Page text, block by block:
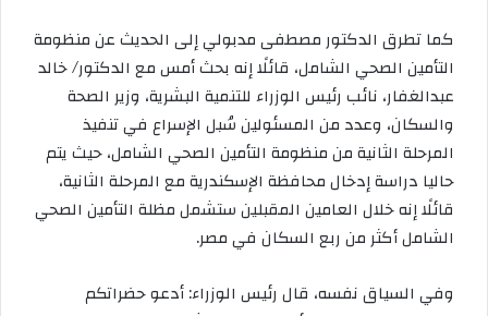
كما تطرق الدكتور مصطفى مدبولي إلى الحديث عن منظومة
التأمين الصحي الشامل، قائلًا إنه بحث أمس مع الدكتور/ خالد
عبدالغفار، نائب رئيس الوزراء للتنمية البشرية، وزير الصحة
والسكان، وعدد من المسئولين سُبل الإسراع في تنفيذ
المرحلة الثانية من منظومة التأمين الصحي الشامل، حيث يتم
حاليا دراسة إدخال محافظة الإسكندرية مع المرحلة الثانية،
قائلًا إنه خلال العامين المقبلين ستشمل مظلة التأمين الصحي
الشامل أكثر من ربع السكان في مصر.
وفي السياق نفسه، قال رئيس الوزراء: أدعو حضراتكم